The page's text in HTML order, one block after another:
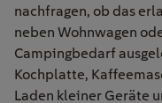
nachfragen, ob das
neben Wohnwagen
Campingbedarf
Kochplatte,
Laden kleiner Geräte